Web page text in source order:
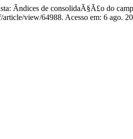
Ã­ndices de consolidaÃ§Ã£o do
view/64988. Acesso em: 6 ago.